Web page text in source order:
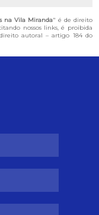
na Vila Miranda" é de direito
nossos links, é proibida
autoral – artigo 184 do